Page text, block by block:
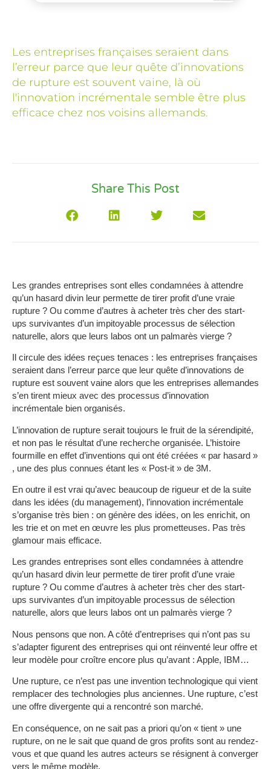
Les entreprises françaises seraient dans
l’erreur parce que leur quête d’innovations
de rupture est souvent vaine, là où
l'innovation incrémentale semble être plus
efficace chez nos voisins allemands.
Share This Post
Les grandes entreprises sont elles condamnées à attendre
qu’un hasard divin leur permette de tirer profit d’une vraie
rupture ? Ou comme d’autres à acheter très cher des start-
ups survivantes d’un impitoyable processus de sélection
naturelle, alors que leurs labos ont un palmarès vierge ?
Il circule des idées reçues tenaces : les entreprises françaises
seraient dans l’erreur parce que leur quête d’innovations de
rupture est souvent vaine alors que les entreprises allemandes
s’en tirent mieux avec des processus d’innovation
incrémentale bien organisés.
L’innovation de rupture serait toujours le fruit de la sérendipité,
et non pas le résultat d’une recherche organisée. L’histoire
fourmille en effet d’inventions qui ont été créées « par hasard »
, une des plus connues étant les « Post-it » de 3M.
En outre il est vrai qu’avec beaucoup de rigueur et de la suite
dans les idées (du management), l’innovation incrémentale
s’organise très bien : on génère des idées, on les enrichit, on
les trie et on met en œuvre les plus prometteuses. Pas très
glamour mais efficace.
Les grandes entreprises sont elles condamnées à attendre
qu’un hasard divin leur permette de tirer profit d’une vraie
rupture ? Ou comme d’autres à acheter très cher des start-
ups survivantes d’un impitoyable processus de sélection
naturelle, alors que leurs labos ont un palmarès vierge ?
Nous pensons que non. A côté d’entreprises qui n’ont pas su
s’adapter figurent des entreprises qui ont réinventé leur offre et
leur modèle pour croître encore plus qu’avant : Apple, IBM…
Une rupture, ce n’est pas une invention technologique qui vient
remplacer des technologies plus anciennes. Une rupture, c’est
une offre divergente qui a rencontré son marché.
En conséquence, on ne sait pas a priori qu’on « tient » une
rupture, on ne le sait que quand de gros profits sont au rendez-
vous et que quand les autres acteurs se résignent à converger
vers le même modèle.